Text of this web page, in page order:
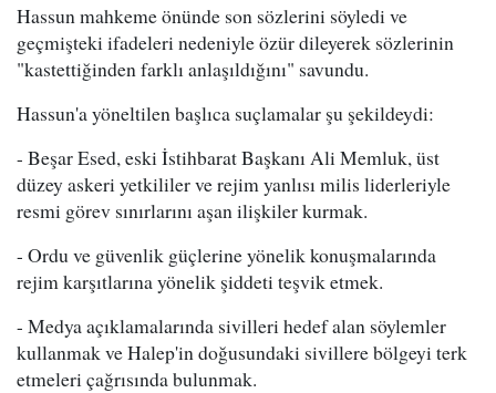
Hassun mahkeme önünde son sözlerini söyledi ve
geçmişteki ifadeleri nedeniyle özür dileyerek sözlerinin
"kastettiğinden farklı anlaşıldığını" savundu.
Hassun'a yöneltilen başlıca suçlamalar şu şekildeydi:
- Beşar Esed, eski İstihbarat Başkanı Ali Memluk, üst
düzey askeri yetkililer ve rejim yanlısı milis liderleriyle
resmi görev sınırlarını aşan ilişkiler kurmak.
- Ordu ve güvenlik güçlerine yönelik konuşmalarında
rejim karşıtlarına yönelik şiddeti teşvik etmek.
- Medya açıklamalarında sivilleri hedef alan söylemler
kullanmak ve Halep'in doğusundaki sivillere bölgeyi terk
etmeleri çağrısında bulunmak.